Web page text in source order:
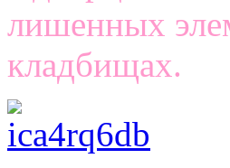
лишенных
кладбищах.